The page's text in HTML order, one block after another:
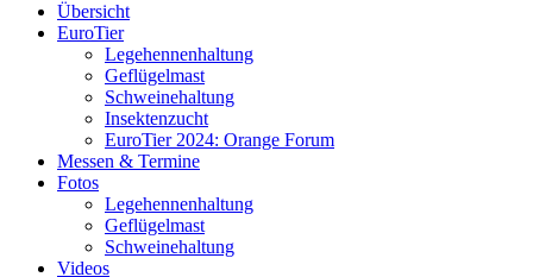
Übersicht
EuroTier
Legehennenhaltung
Geflügelmast
Schweinehaltung
Insektenzucht
EuroTier 2024: Orange Forum
Messen & Termine
Fotos
Legehennenhaltung
Geflügelmast
Schweinehaltung
Videos